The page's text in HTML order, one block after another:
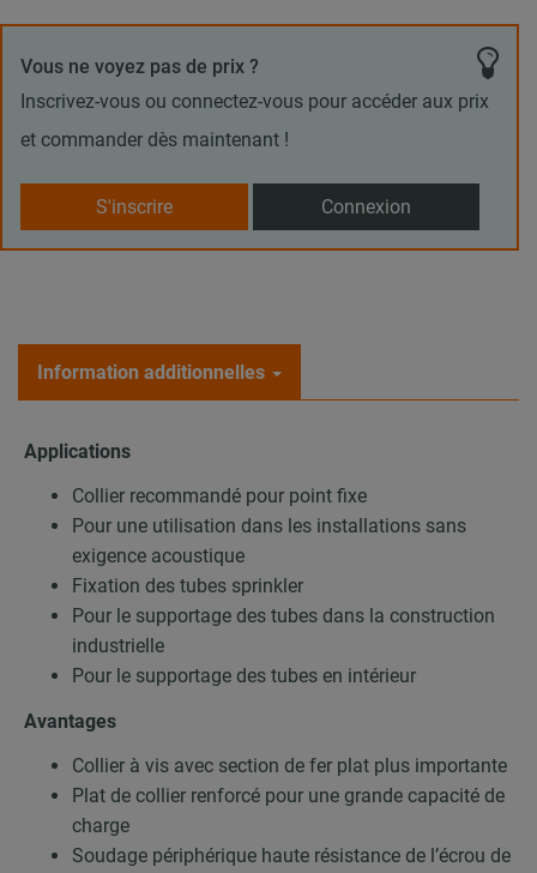
Vous ne voyez pas de prix ?
Inscrivez-vous ou connectez-vous pour accéder aux prix
et commander dès maintenant !
S'inscrire Connexion
Information additionnelles
Applications
Collier recommandé pour point fixe
Pour une utilisation dans les installations sans
exigence acoustique
Fixation des tubes sprinkler
Pour le supportage des tubes dans la construction
industrielle
Pour le supportage des tubes en intérieur
Avantages
Collier à vis avec section de fer plat plus importante
Plat de collier renforcé pour une grande capacité de
charge
Soudage périphérique haute résistance de l’écrou de